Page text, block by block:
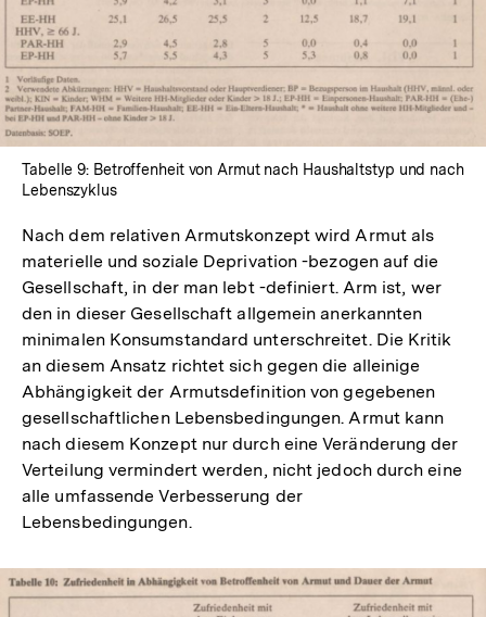
Tabelle 9: Betroffenheit von Armut nach Haushaltstyp und nach
Lebenszyklus
Nach dem relativen Armutskonzept wird Armut als
materielle und soziale Deprivation -bezogen auf die
Gesellschaft, in der man lebt -definiert. Arm ist, wer
den in dieser Gesellschaft allgemein anerkannten
minimalen Konsumstandard unterschreitet. Die Kritik
an diesem Ansatz richtet sich gegen die alleinige
Abhängigkeit der Armutsdefinition von gegebenen
gesellschaftlichen Lebensbedingungen. Armut kann
nach diesem Konzept nur durch eine Veränderung der
Verteilung vermindert werden, nicht jedoch durch eine
alle umfassende Verbesserung der
Lebensbedingungen.